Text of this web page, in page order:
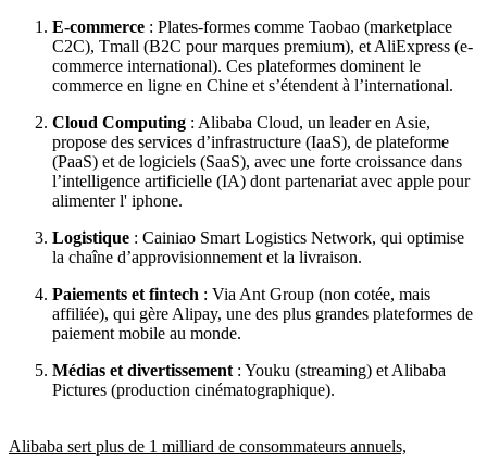
E-commerce : Plates-formes comme Taobao (marketplace
C2C), Tmall (B2C pour marques premium), et AliExpress (e-
commerce international). Ces plateformes dominent le
commerce en ligne en Chine et s’étendent à l’international.
Cloud Computing : Alibaba Cloud, un leader en Asie,
propose des services d’infrastructure (IaaS), de plateforme
(PaaS) et de logiciels (SaaS), avec une forte croissance dans
l’intelligence artificielle (IA) dont partenariat avec apple pour
alimenter l' iphone.
Logistique : Cainiao Smart Logistics Network, qui optimise
la chaîne d’approvisionnement et la livraison.
Paiements et fintech : Via Ant Group (non cotée, mais
affiliée), qui gère Alipay, une des plus grandes plateformes de
paiement mobile au monde.
Médias et divertissement : Youku (streaming) et Alibaba
Pictures (production cinématographique).
Alibaba sert plus de 1 milliard de consommateurs annuels,